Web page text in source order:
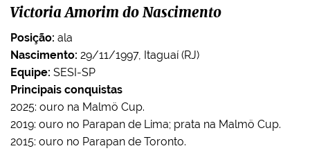
Victoria Amorim do Nascimento
Posição: ala
Nascimento: 29/11/1997, Itaguaí (RJ)
Equipe: SESI-SP
Principais conquistas
2025: ouro na Malmö Cup.
2019: ouro no Parapan de Lima; prata na Malmö Cup.
2015: ouro no Parapan de Toronto.